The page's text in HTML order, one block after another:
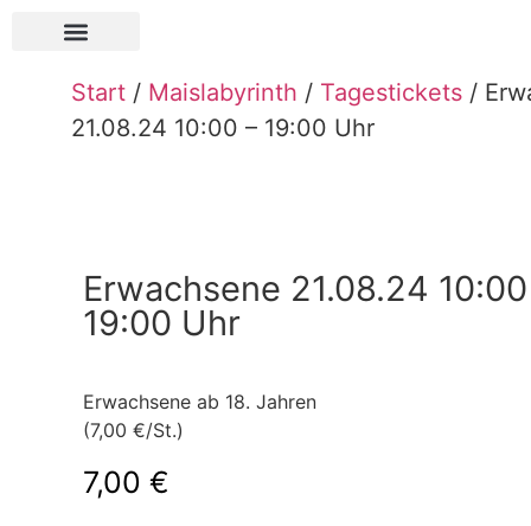
Start / Maislabyrinth / Tagestickets /
21.08.24 10:00 – 19:00 Uhr
Erwachsene 21.08.24
19:00 Uhr
Erwachsene ab 18. Jahren
(7,00 €/St.)
7,00 €